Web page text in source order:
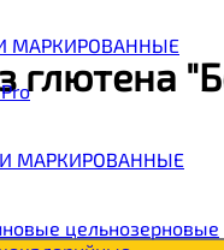
МАРКИРОВАННЫЕ
МАРКИРОВАННЫЕ
цельнозерновые
глютена